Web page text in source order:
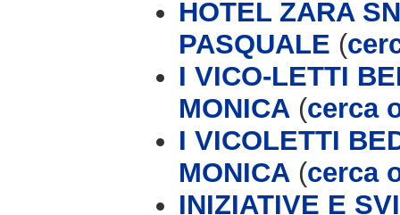
HOTEL ZARA
PASQUALE (
I VICO-LETTI
MONICA (cerca
I VICOLETTI
MONICA (cerca
INIZIATIVE E